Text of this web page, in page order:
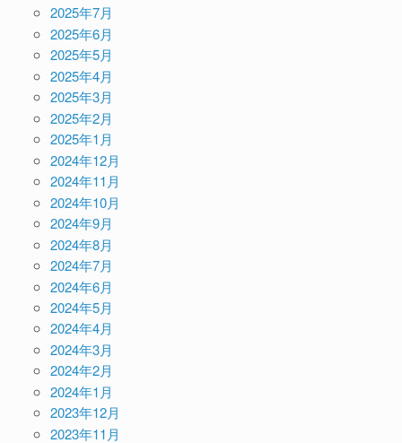
2025年7月
2025年6月
2025年5月
2025年4月
2025年3月
2025年2月
2025年1月
2024年12月
2024年11月
2024年10月
2024年9月
2024年8月
2024年7月
2024年6月
2024年5月
2024年4月
2024年3月
2024年2月
2024年1月
2023年12月
2023年11月